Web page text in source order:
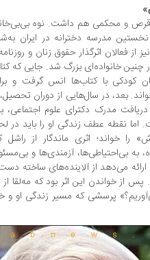
و محکمی هم داشت. نوه
نخستین مدرسه دخترانه در ایران
از فعالان اثرگذار حقوق زنان و
چنین خانواده‌ای بزرگ شد. جایی
کودکی با کتاب‌ها انس گرفت و
بعد، در سال‌هایی از دوران
مدرک دکترای علوم اجتماعی،
اما نقطه عطف زندگی او را باید
را خواند؛ اثری ماندگار از
به بی‌احتیاطی‌ها، آزمندی‌ها و
ارائه می‌دهد از آلاینده‌های ساخته
پس از خواندن این اثر بود که مه‌لقا
پرسشی که مسیر زندگی او و